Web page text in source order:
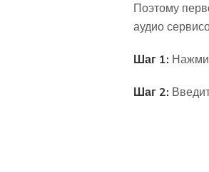
Поэтому
аудио
Шаг 1:
Шаг 2: